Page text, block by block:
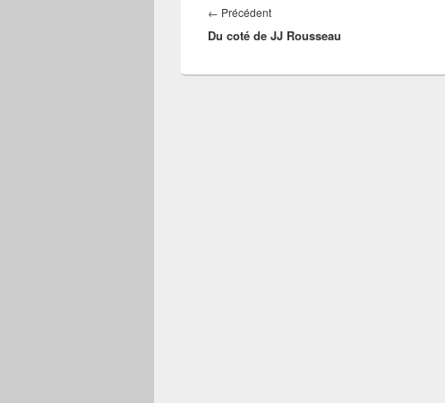
de
l’article
← PrécédentArticle
précédent :
Du coté de JJ Rousseau